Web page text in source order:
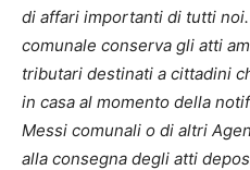
di affari importanti di tutti
comunale conserva gli atti
tributari destinati a cittadini
in casa al momento della
Messi comunali o di altri
alla consegna degli atti